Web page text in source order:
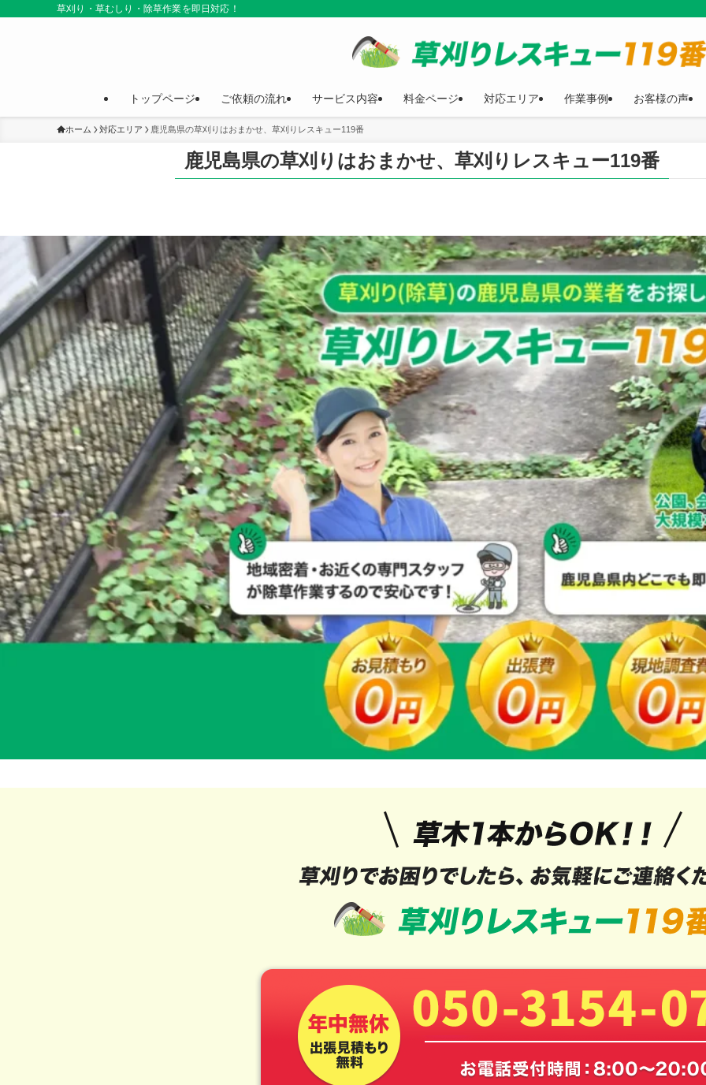
草刈り・草むしり・除草作業を即日対応！
トップページ ご依頼の流れ サービス内容 料金ページ 対応エリア 作業事例 お客様の声
ホーム 対応エリア 鹿児島県の草刈りはおまかせ、草刈りレスキュー119番
鹿児島県の草刈りはおまかせ、草刈りレスキュー119番